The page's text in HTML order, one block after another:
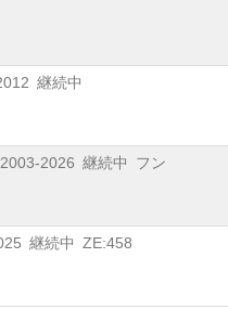
継続中
2003-2026 継続中
フン
継続中 ZE:458